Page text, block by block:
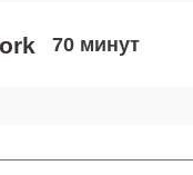
70